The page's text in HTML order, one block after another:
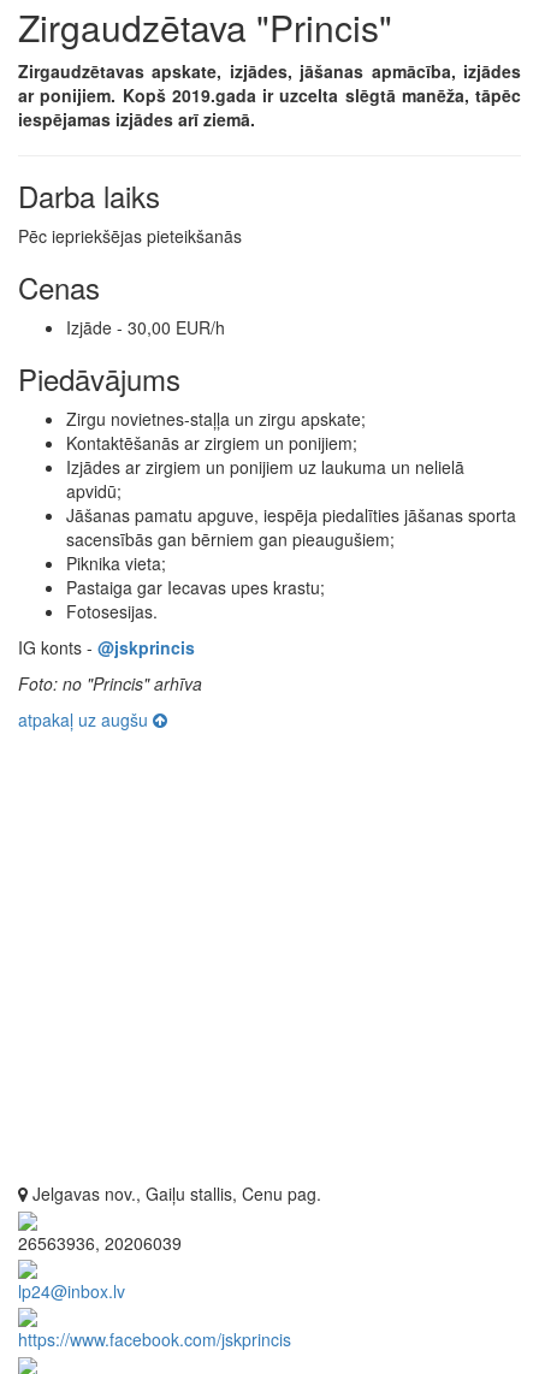
Zirgaudzētava "Princis"
Zirgaudzētavas apskate, izjādes, jāšanas apmācība, izjādes
ar ponijiem. Kopš 2019.gada ir uzcelta slēgtā manēža, tāpēc
iespējamas izjādes arī ziemā.
Darba laiks
Pēc iepriekšējas pieteikšanās
Cenas
Izjāde - 30,00 EUR/h
Piedāvājums
Zirgu novietnes-staļļa un zirgu apskate;
Kontaktēšanās ar zirgiem un ponijiem;
Izjādes ar zirgiem un ponijiem uz laukuma un nelielā
apvidū;
Jāšanas pamatu apguve, iespēja piedalīties jāšanas sporta
sacensībās gan bērniem gan pieaugušiem;
Piknika vieta;
Pastaiga gar Iecavas upes krastu;
Fotosesijas.
IG konts - @jskprincis
Foto: no "Princis" arhīva
atpakaļ uz augšu
Jelgavas nov., Gaiļu stallis, Cenu pag.
26563936, 20206039
lp24@inbox.lv
https://www.facebook.com/jskprincis